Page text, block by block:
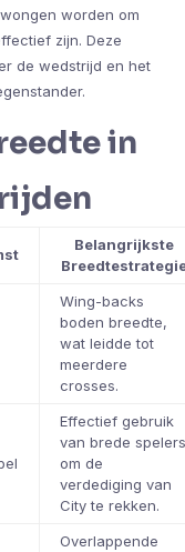
worden om
zijn. Deze
de wedstrijd en het
in
Belangrijkste
Wing-backs
boden breedte,
wat leidde tot
meerdere
crosses.
Effectief gebruik
van brede
om de
verdediging van
City te rekken.
Overlappende